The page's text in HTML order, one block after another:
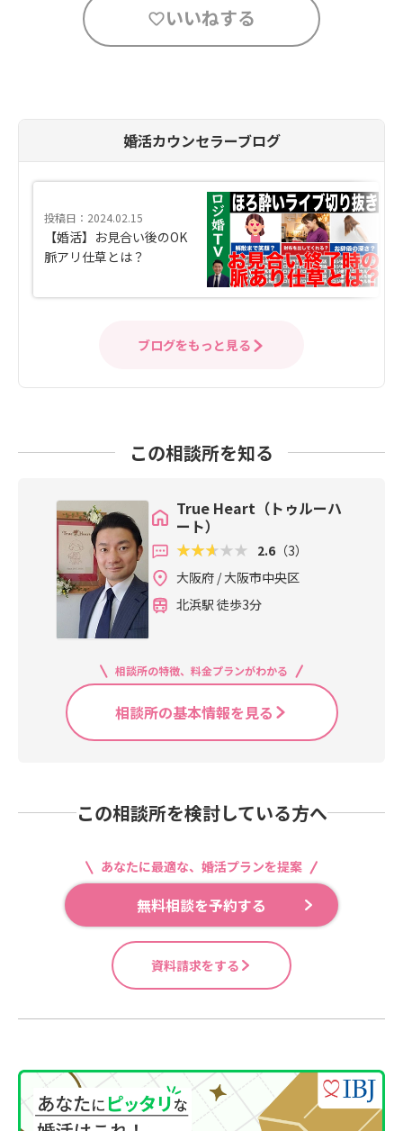
いいねする
婚活カウンセラーブログ
投稿日：2024.02.15
【婚活】お見合い後のOK
脈アリ仕草とは？
ブログをもっと見る
この相談所を知る
True Heart（トゥルーハ
ート）
2.6 （3）
大阪府 / 大阪市中央区
北浜駅 徒歩3分
相談所の特徴、料金プランがわかる
相談所の基本情報を見る
この相談所を検討している方へ
あなたに最適な、婚活プランを提案
無料相談を予約する
資料請求をする